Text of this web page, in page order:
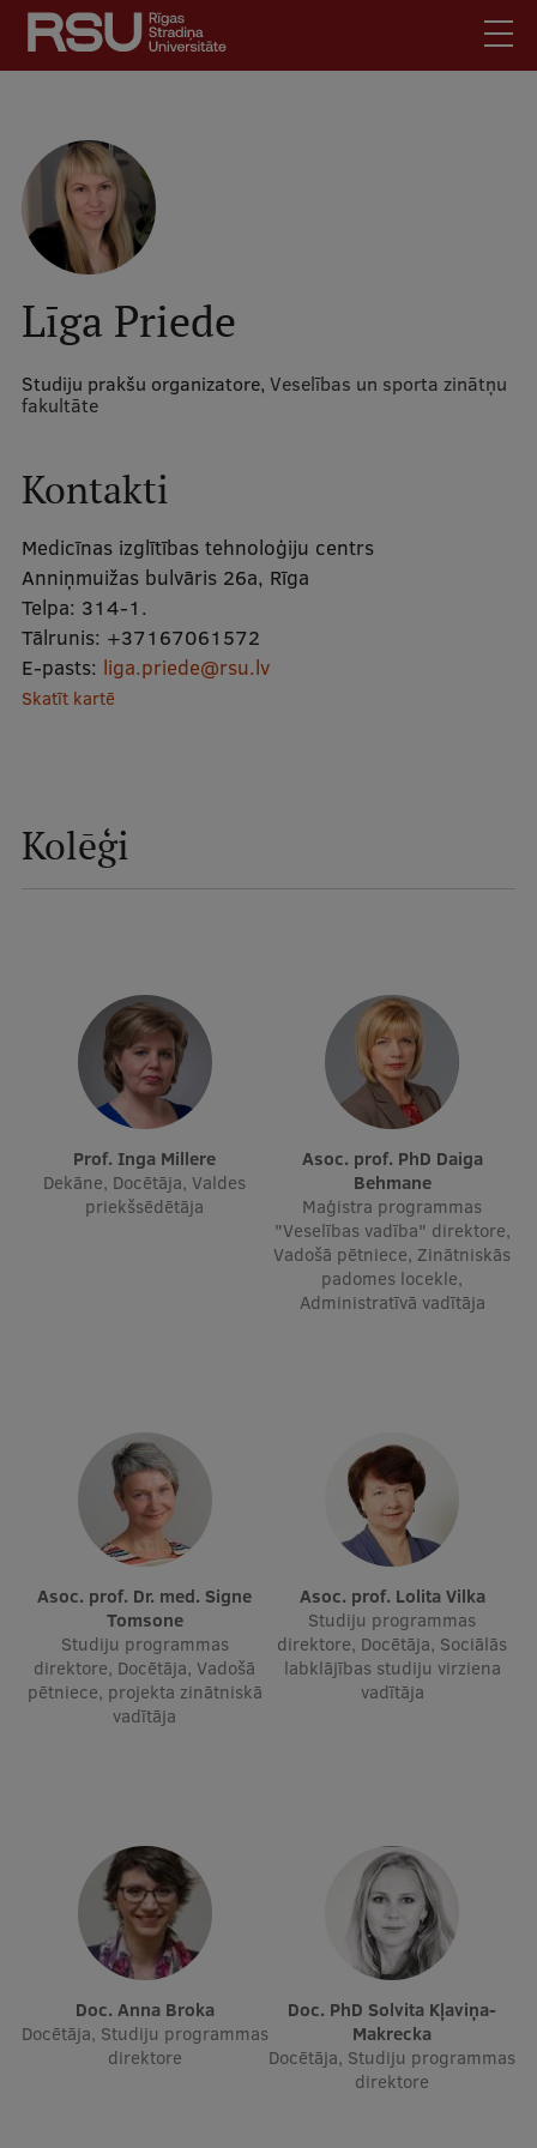
Pārlekt
galveno
saturu
Latviski
Meklēt Mobile
augšējā
izvēlne
Skolēniem
Studentiem
Darbiniekiem
Darba devējiem
Bibliotēka
Vakances
Mobile
galvenā
izvēlne
Studiju iespējas
Pamatstudiju programmas
Rezidentūra
Par RSU
Studentu dzīve
Studiju norises vietas
Fakultātes
Identitāte
RSU fonds
Aula
Muzeji un ekspozīcijas
Ģerbonis
Projekti
Studiju un vides pieejamība
Dati par 2025. gadu
Suvenīri un grāmatas
Mūžizglītība
Līga Priede
Studiju prakšu organizatore, Veselības un sporta zinātņu
fakultāte
Kontakti
Medicīnas izglītības tehnoloģiju centrs
Anniņmuižas bulvāris 26a, Rīga
Telpa: 314-1.
Tālrunis: +37167061572
E-pasts: liga.priede@rsu.lv
Skatīt kartē
Kolēģi
Prof. Inga Millere
Dekāne, Docētāja, Valdes
priekšsēdētāja
Asoc. prof. PhD Daiga
Behmane
Maģistra programmas
"Veselības vadība" direktore,
Vadošā pētniece, Zinātniskās
padomes locekle,
Administratīvā vadītāja
Asoc. prof. Dr. med. Signe
Tomsone
Studiju programmas
direktore, Docētāja, Vadošā
pētniece, projekta zinātniskā
vadītāja
Asoc. prof. Lolita Vilka
Studiju programmas
direktore, Docētāja, Sociālās
labklājības studiju virziena
vadītāja
Doc. Anna Broka
Docētāja, Studiju programmas
direktore
Doc. PhD Solvita Kļaviņa-
Makrecka
Docētāja, Studiju programmas
direktore